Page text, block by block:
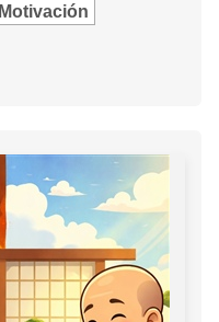
Motivación